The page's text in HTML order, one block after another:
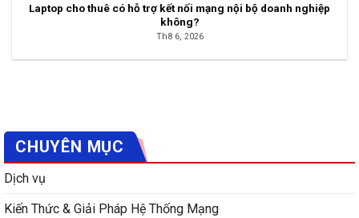
Laptop cho thuê có hỗ trợ kết nối mạng nội bộ doanh nghiệp
không?
Th8 6, 2026
CHUYÊN MỤC
Dịch vụ
Kiến Thức & Giải Pháp Hệ Thống Mạng